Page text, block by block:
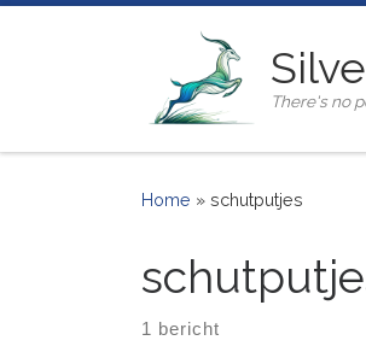
There's no
Home » schutputjes
1 bericht